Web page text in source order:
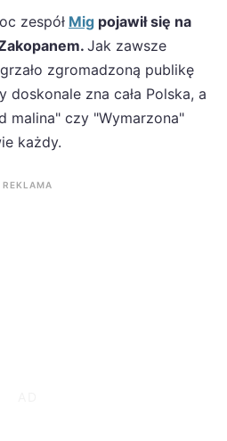
zespół Mig pojawił się na
Jak zawsze
zgromadzoną publikę
zna cała Polska, a
malina" czy "Wymarzona"
każdy.
REKLAMA